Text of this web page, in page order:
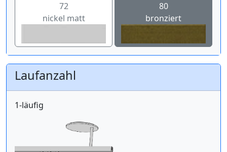
72
nickel matt
80
bronziert
Laufanzahl
1-läufig